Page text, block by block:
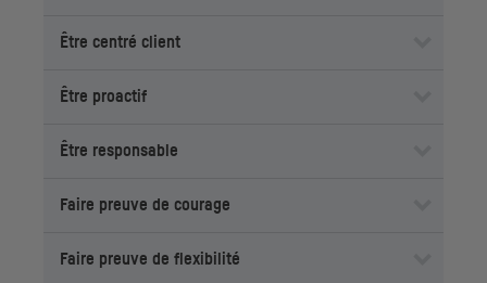
Être centré client
Être proactif
Être responsable
Faire preuve de courage
Faire preuve de flexibilité